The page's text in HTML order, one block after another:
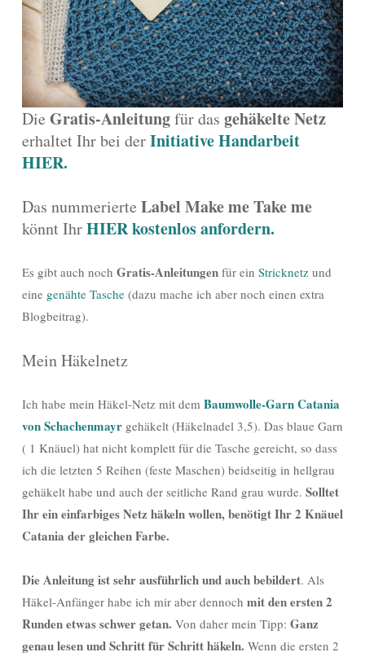
Die Gratis-Anleitungfür das gehäkelte Netz
erhaltet Ihr bei derInitiative Handarbeit
HIER.
Das nummerierte Label Make me Take me
könnt IhrHIER kostenlos anfordern.
Es gibt auch noch Gratis-Anleitungen für ein Stricknetz und
eine genähte Tasche (dazu mache ich aber noch einen extra
Blogbeitrag).
Mein Häkelnetz
Ich habe mein Häkel-Netz mit dem Baumwolle-Garn Catania
von Schachenmayr gehäkelt (Häkelnadel 3,5). Das blaue Garn
( 1 Knäuel) hat nicht komplett für die Tasche gereicht, so dass
ich die letzten 5 Reihen (feste Maschen) beidseitig in hellgrau
gehäkelt habe und auch der seitliche Rand grau wurde. Solltet
Ihr ein einfarbiges Netz häkeln wollen, benötigt Ihr 2 Knäuel
Catania der gleichen Farbe.
Die Anleitung ist sehr ausführlich und auch bebildert. Als
Häkel-Anfänger habe ich mir aber dennoch mit den ersten 2
Runden etwas schwer getan. Von daher mein Tipp: Ganz
genau lesen und Schritt für Schritt häkeln. Wenn die ersten 2